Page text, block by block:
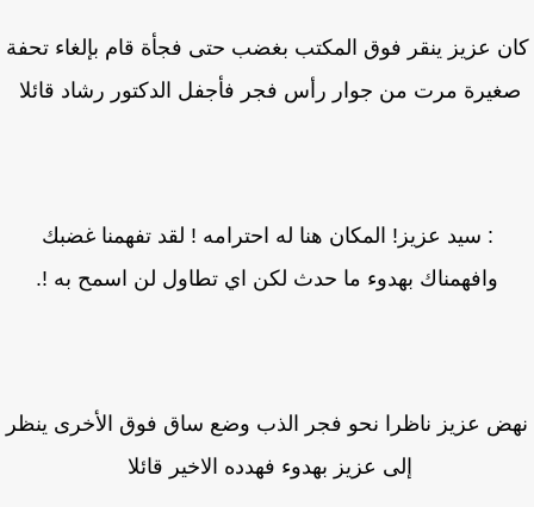
عزيز ينقر فوق المكتب بغضب حتى فجأة قام بإلغاء تحفة
مرت من جوار رأس فجر فأجفل الدكتور رشاد قائلا
: سيد عزيز! المكان هنا له احترامه ! لقد تفهمنا غضبك
وافهمناك بهدوء ما حدث لكن اي تطاول لن اسمح به !.
عزيز ناظرا نحو فجر الذب وضع ساق فوق الأخرى ينظر
إلى عزيز بهدوء فهدده الاخير قائلا